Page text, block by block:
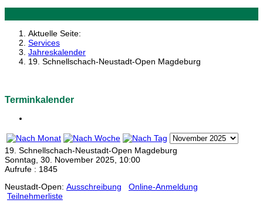
Aktuelle Seite:
Services
Jahreskalender
19. Schnellschach-Neustadt-Open Magdeburg
Terminkalender
19. Schnellschach-Neustadt-Open Magdeburg
Sonntag, 30. November 2025, 10:00
Aufrufe : 1845
Neustadt-Open: Ausschreibung
Online-Anmeldung
Teilnehmerliste